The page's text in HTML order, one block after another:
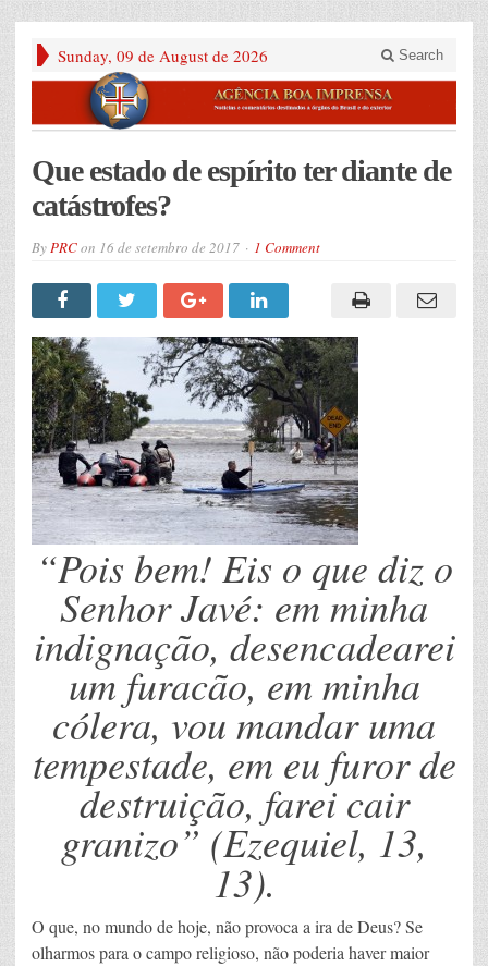
Sunday, 09 de August de 2026 Search
Que estado de espírito ter diante de
catástrofes?
ByPRCon 16 de setembro de 2017 1 Comment
“Pois bem! Eis o que diz o
Senhor Javé: em minha
indignação, desencadearei
um furacão, em minha
cólera, vou mandar uma
tempestade, em eu furor de
destruição, farei cair
granizo” (Ezequiel, 13,
13).
O que, no mundo de hoje, não provoca a ira de Deus? Se
olharmos para o campo religioso, não poderia haver maior